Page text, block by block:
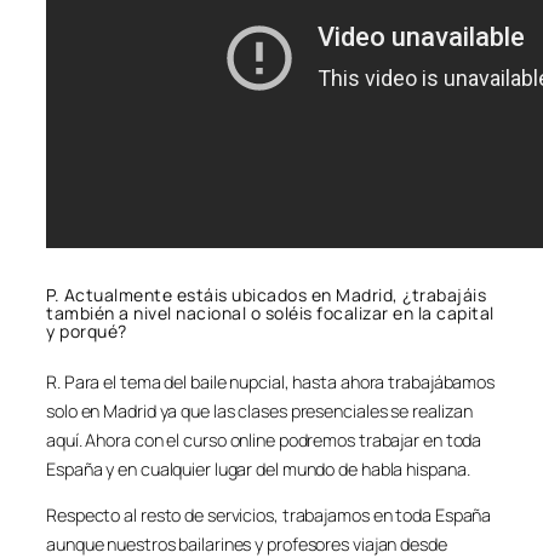
P. Actualmente estáis ubicados en Madrid, ¿trabajáis
también a nivel nacional o soléis focalizar en la capital
y porqué?
R. Para el tema del baile nupcial, hasta ahora trabajábamos
solo en Madrid ya que las clases presenciales se realizan
aquí. Ahora con el curso online podremos trabajar en toda
España y en cualquier lugar del mundo de habla hispana.
Respecto al resto de servicios, trabajamos en toda España
aunque nuestros bailarines y profesores viajan desde